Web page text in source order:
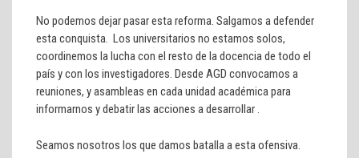
No podemos dejar pasar esta reforma. Salgamos a defender
esta conquista. Los universitarios no estamos solos,
coordinemos la lucha con el resto de la docencia de todo el
país y con los investigadores. Desde AGD convocamos a
reuniones, y asambleas en cada unidad académica para
informarnos y debatir las acciones a desarrollar .
Seamos nosotros los que damos batalla a esta ofensiva.